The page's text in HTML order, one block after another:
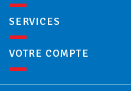
SERVICES
VOTRE COMPTE